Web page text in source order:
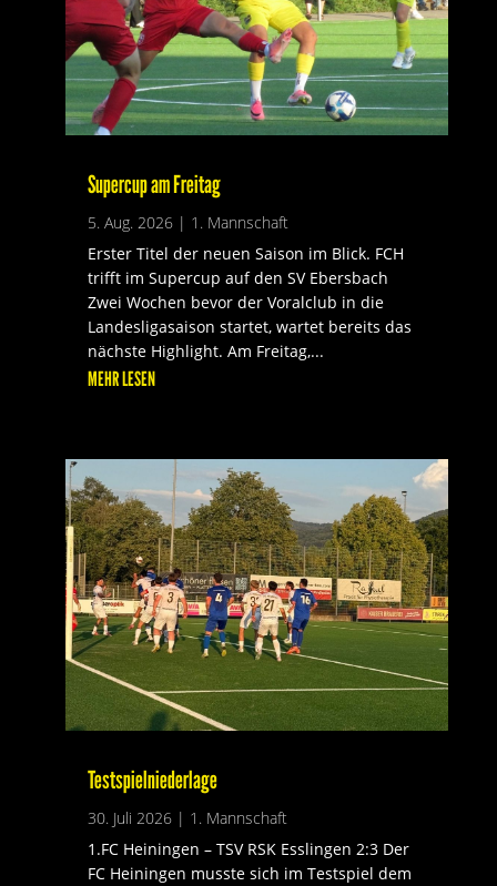
Supercup am Freitag
5. Aug. 2026| 1. Mannschaft
Erster Titel der neuen Saison im Blick. FCH
trifft im Supercup auf den SV Ebersbach
Zwei Wochen bevor der Voralclub in die
Landesligasaison startet, wartet bereits das
nächste Highlight. Am Freitag,...
MEHR LESEN
Testspielniederlage
30. Juli 2026| 1. Mannschaft
1.FC Heiningen – TSV RSK Esslingen 2:3 Der
FC Heiningen musste sich im Testspiel dem